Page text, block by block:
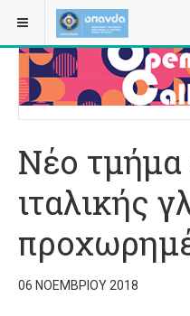
ΒΡΊΣΚΕΣΤΕ ΕΔΏ: ΑΡΧΙΚΉ
Νέο
ιταλικής
06 ΝΟΕΜΒΡΊΟΥ 2018